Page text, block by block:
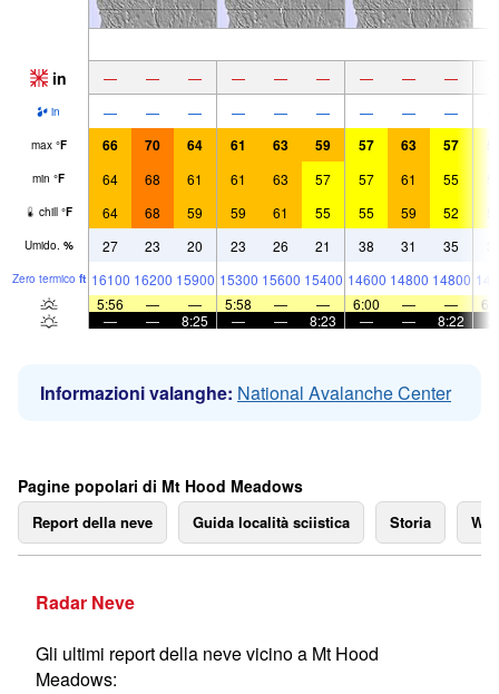
in — — — — — — — — —
in — — — — — — — — —
max °F 66 70 64 61 63 59 57 63 57
min °F 64 68 61 61 63 57 57 61 55
chill °F 64 68 59 59 61 55 55 59 52
Umido. % 27 23 20 23 26 21 38 31 35
Zero termico ft 16100 16200 15900 15300 15600 15400 14600 14800 14800
5:56
— — 5:58 — — 6:00 — —
—
— 8:25 — — 8:23 — — 8:22
Informazioni valanghe: National Avalanche Center
Pagine popolari di Mt Hood Meadows
Report della neve Guida località sciistica Storia
Radar Neve
Gli ultimi report della neve vicino a Mt Hood
Meadows: